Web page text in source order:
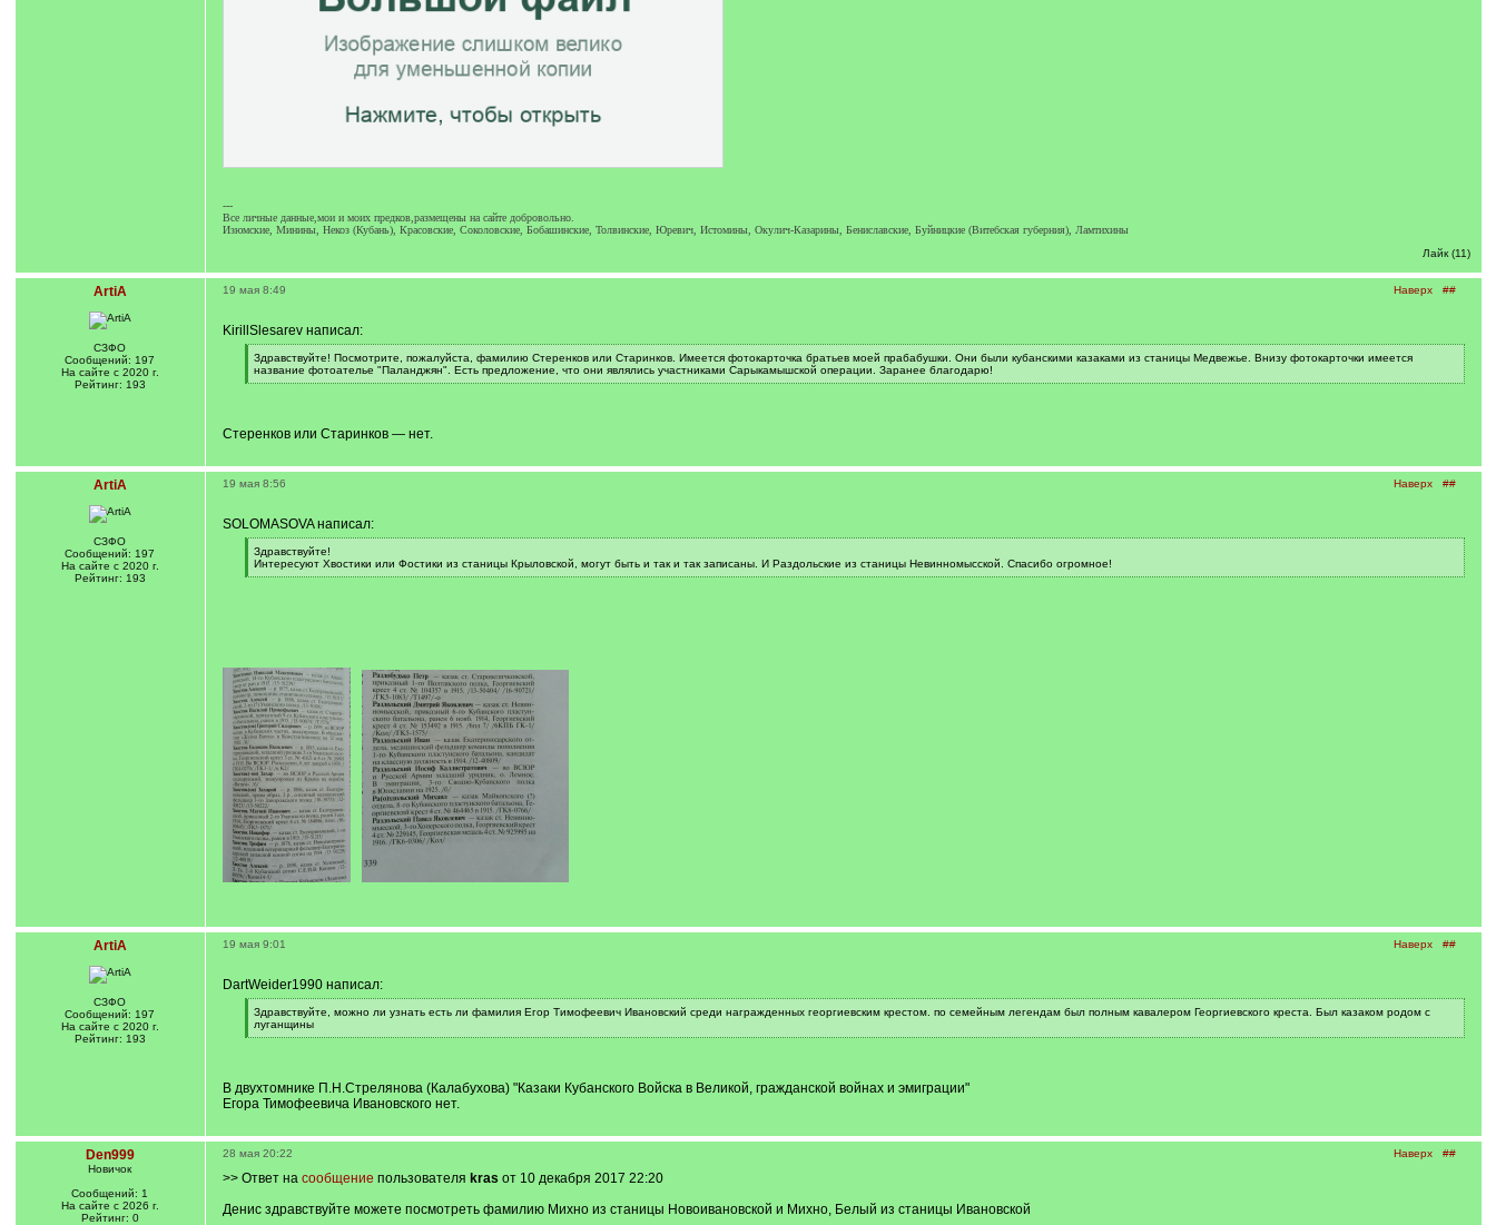
---
Все личные данные,мои и моих предков,размещены на сайте добровольно.
Изюмские, Минины, Некоз (Кубань), Красовские, Соколовские, Бобашинские, Толвинские, Юревич, Истомины, Окулич-Казарины, Бениславские, Буйницкие (Витебская губерния), Ламтихины
Лайк (11)
ArtiA
СЗФО
Сообщений: 197
На сайте с 2020 г.
Рейтинг: 193
Наверх ##
19 мая 8:49
KirillSlesarev написал:
[
q
]
Здравствуйте! Посмотрите, пожалуйста, фамилию Стеренков или Старинков. Имеется фотокарточка братьев моей прабабушки. Они были кубанскими казаками из станицы Медвежье. Внизу фотокарточки имеется
название фотоателье "Паланджян". Есть предложение, что они являлись участниками Сарыкамышской операции. Заранее благодарю!
[
Стеренков или Старинков — нет.
ArtiA
СЗФО
Сообщений: 197
На сайте с 2020 г.
Рейтинг: 193
Наверх ##
19 мая 8:56
SOLOMASOVA написал:
[
q
]
Здравствуйте!
Интересуют Хвостики или Фостики из станицы Крыловской, могут быть и так и так записаны. И Раздольские из станицы Невинномысской. Спасибо огромное!
[
ArtiA
СЗФО
Сообщений: 197
На сайте с 2020 г.
Рейтинг: 193
Наверх ##
19 мая 9:01
DartWeider1990 написал:
[
q
]
Здравствуйте, можно ли узнать есть ли фамилия Егор Тимофеевич Ивановский среди награжденных георгиевским крестом. по семейным легендам был полным кавалером Георгиевского креста. Был казаком родом с
луганщины
[
В двухтомнике П.Н.Стрелянова (Калабухова) "Казаки Кубанского Войска в Великой, гражданской войнах и эмиграции"
Егора Тимофеевича Ивановского нет.
Den999
Новичок
Сообщений: 1
На сайте с 2026 г.
Рейтинг: 0
Наверх ##
28 мая 20:22
>> Ответ на сообщение пользователя kras от 10 декабря 2017 22:20
Денис здравствуйте можете посмотреть фамилию Михно из станицы Новоивановской и Михно, Белый из станицы Ивановской